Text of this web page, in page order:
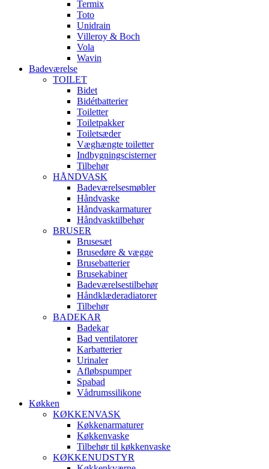
Termix
Toto
Unidrain
Villeroy & Boch
Vola
Wavin
Badeværelse
TOILET
Bidet
Bidétbatterier
Toiletter
Toiletpakker
Toiletsæder
Væghængte toiletter
Indbygningscisterner
Tilbehør
HÅNDVASK
Badeværelsesmøbler
Håndvaske
Håndvaskarmaturer
Håndvasktilbehør
BRUSER
Brusesæt
Brusedøre & vægge
Brusebatterier
Brusekabiner
Badeværelsestilbehør
Håndklæderadiatorer
Tilbehør
BADEKAR
Badekar
Bad ventilatorer
Karbatterier
Urinaler
Afløbspumper
Spabad
Vådrumssilikone
Køkken
KØKKENVASK
Køkkenarmaturer
Køkkenvaske
Tilbehør til køkkenvaske
KØKKENUDSTYR